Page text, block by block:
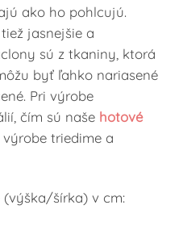
ako ho pohlcujú.
jasnejšie a
sú z tkaniny, ktorá
byť ľahko nariasené
Pri výrobe
čím sú naše hotové
triedime a
(výška/šírka) v cm: